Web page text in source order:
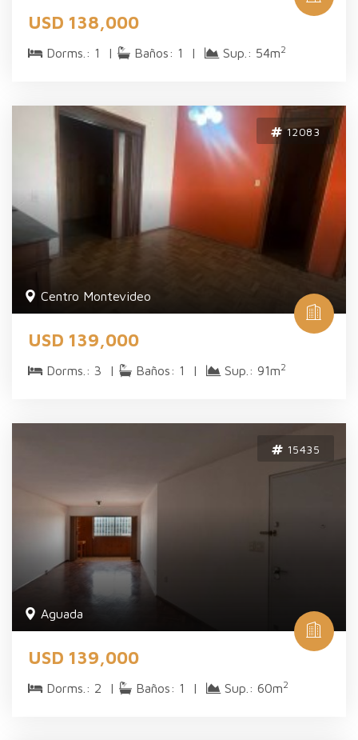
USD 138,000
Dorms.: 1 | Baños: 1 | Sup.: 54m2
12083
Centro Montevideo
USD 139,000
Dorms.: 3 | Baños: 1 | Sup.: 91m2
15435
Aguada
USD 139,000
Dorms.: 2 | Baños: 1 | Sup.: 60m2